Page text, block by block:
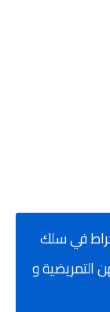
في سلك
التمريضية و